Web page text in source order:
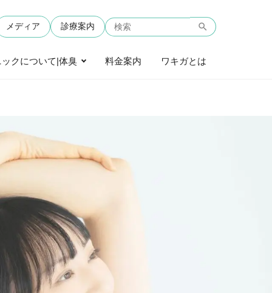
メディア 診療案内
クについて|体臭 料金案内 ワキガとは